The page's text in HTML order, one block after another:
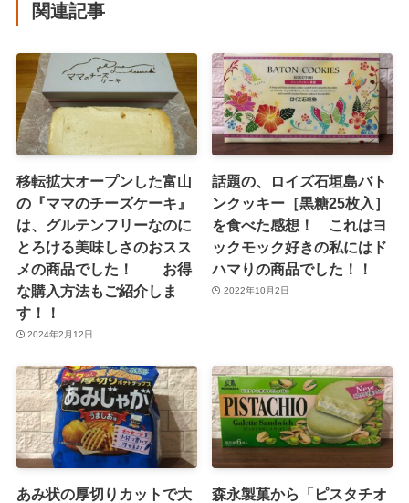
関連記事
移転拡大オープンした富山
の『ママのチーズケーキ』
は、グルテンフリーなのに
とろける美味しさのおスス
メの商品でした！ お得
な購入方法もご紹介しま
す！！
2024年2月12日
話題の、ロイズ石垣島バト
ンクッキー［黒糖25枚入］
を食べた感想！ これはヨ
ックモック好きの私にはド
ハマりの商品でした！！
2022年10月2日
あみ状の厚切りカットで大
森永製菓から「ピスタチオ